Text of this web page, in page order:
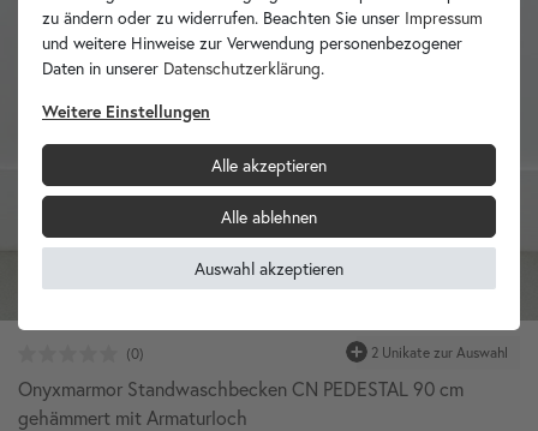
Onyxmarmor Standwaschbecken CN PEDESTAL 90 cm
gehämmert mit Armaturloch
zu ändern oder zu widerrufen. Beachten Sie unser Impressum
und weitere Hinweise zur Verwendung personenbezogener
Daten in unserer Daten­schutz­erklärung.
Weitere Einstellungen
Alle akzeptieren
Alle ablehnen
Auswahl akzeptieren